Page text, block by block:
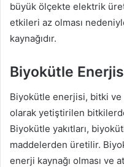
büyük ölçekte elektrik
etkileri az olması
kaynağıdır.
Biyokütle
Biyokütle enerjisi, bitki ve
olarak yetiştirilen
Biyokütle yakıtları,
maddelerden üretilir.
enerji kaynağı olması ve